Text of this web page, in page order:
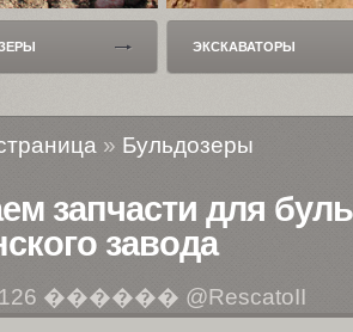
ЭКСКАВАТОРЫ
» Бульдозеры
запчасти для
завода
������ @RescatoII